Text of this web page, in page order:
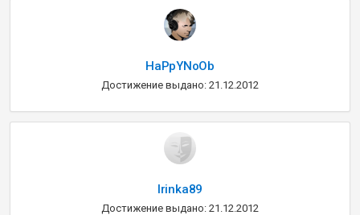
HaPpYNoOb
Достижение выдано: 21.12.2012
Irinka89
Достижение выдано: 21.12.2012